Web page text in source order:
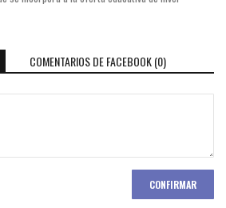
COMENTARIOS DE FACEBOOK (0)
CONFIRMAR